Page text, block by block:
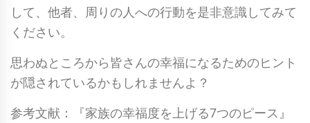
して、他者、周りの人への行動を是非意識してみて
ください。
思わぬところから皆さんの幸福になるためのヒント
が隠されているかもしれませんよ？
参考文献：『家族の幸福度を上げる7つのピース』